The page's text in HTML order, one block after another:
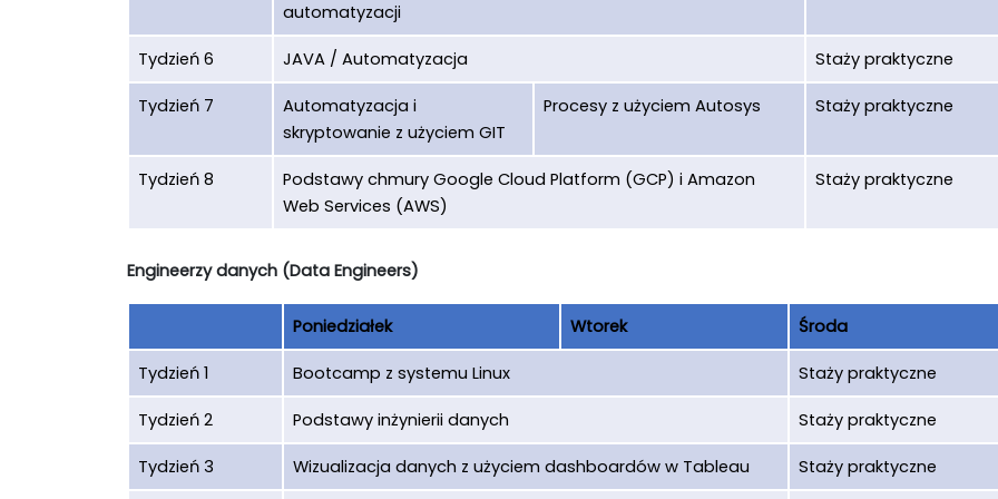
automatyzacji
Tydzień 6 JAVA / Automatyzacja Staży praktyczne
Tydzień 7
Automatyzacja i
skryptowanie z użyciem GIT
Procesy z użyciem Autosys Staży praktyczne
Tydzień 8
Podstawy chmury Google Cloud Platform (GCP) i Amazon
Web Services (AWS)
Staży praktyczne
Engineerzy danych (Data Engineers)
Poniedziałek Wtorek Środa
Tydzień 1 Bootcamp z systemu Linux Staży praktyczne
Tydzień 2 Podstawy inżynierii danych Staży praktyczne
Tydzień 3 Wizualizacja danych z użyciem dashboardów w Tableau Staży praktyczne